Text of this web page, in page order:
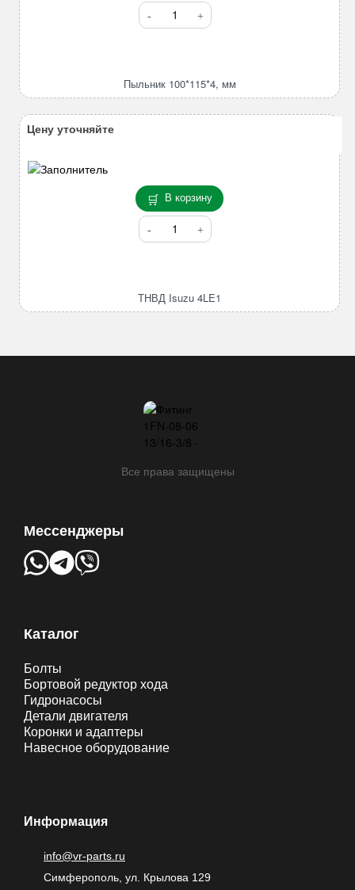
Количество
товара
Пыльник 100*115*4, мм
В корзину
Количество
товара
ТНВД Isuzu 4LE1
Цену уточняйте
Все права защищены
Мессенджеры
Каталог
Болты
Бортовой редуктор хода
Гидронасосы
Детали двигателя
Коронки и адаптеры
Навесное оборудование
Информация
info@vr-parts.ru
Симферополь, ул. Крылова 129